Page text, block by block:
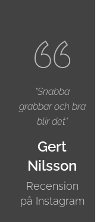
"Snabba
grabbar och bra
blir det"
Gert
Nilsson
Recension
på Instagram